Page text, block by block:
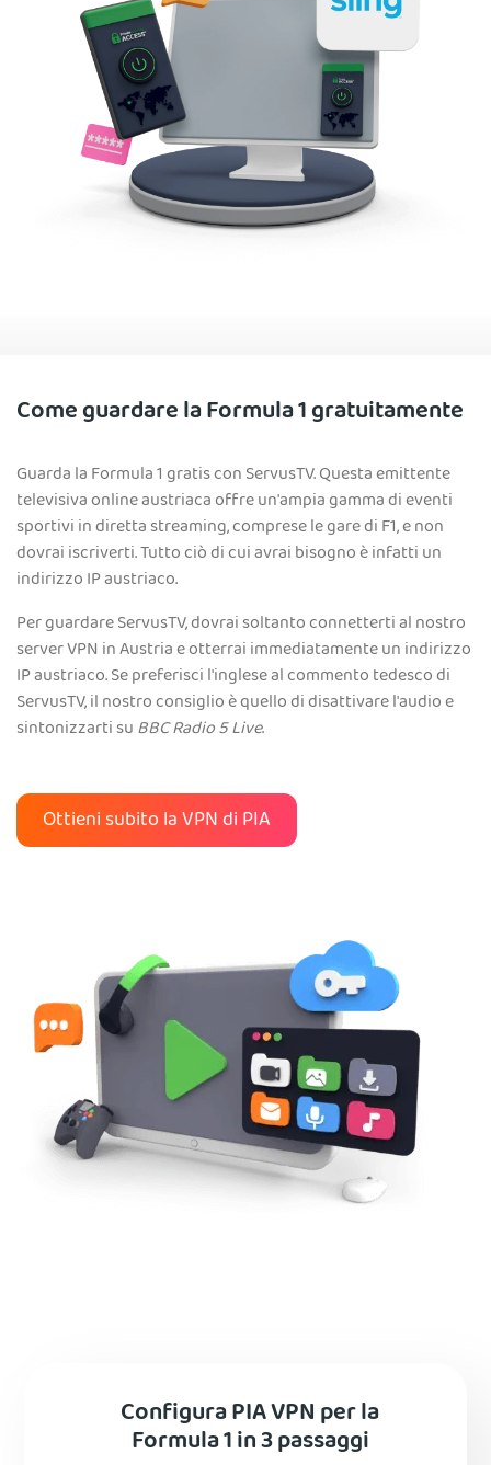
Come guardare la Formula 1 gratuitamente
Guarda la Formula 1 gratis con ServusTV. Questa emittente
televisiva online austriaca offre un'ampia gamma di eventi
sportivi in diretta streaming, comprese le gare di F1, e non
dovrai iscriverti. Tutto ciò di cui avrai bisogno è infatti un
indirizzo IP austriaco.
Per guardare ServusTV, dovrai soltanto connetterti al nostro
server VPN in Austria e otterrai immediatamente un indirizzo
IP austriaco. Se preferisci l'inglese al commento tedesco di
ServusTV, il nostro consiglio è quello di disattivare l'audio e
sintonizzarti suBBC Radio 5 Live.
Ottieni subito la VPN di PIA
Configura PIA VPN per la
Formula 1 in 3 passaggi